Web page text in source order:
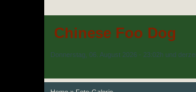
Chinese Foo Dog
Donnerstag, 06. August 2026 - 23:02h und